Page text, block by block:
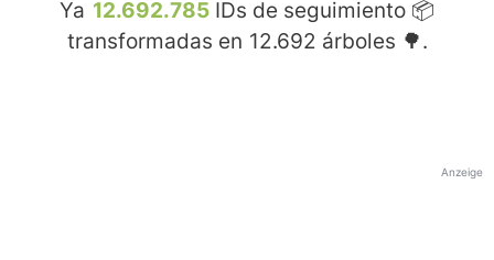
Ya 12.692.785 IDs de seguimiento 📦
transformadas en 12.692 árboles 🌳.
Anzeige